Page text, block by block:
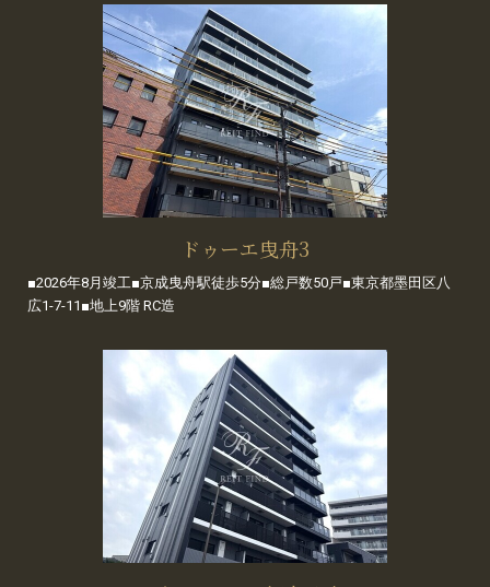
ドゥーエ曳舟3
■2026年8月竣工■京成曳舟駅徒歩5分■総戸数50戸■東京都墨田区八
広1-7-11■地上9階 RC造